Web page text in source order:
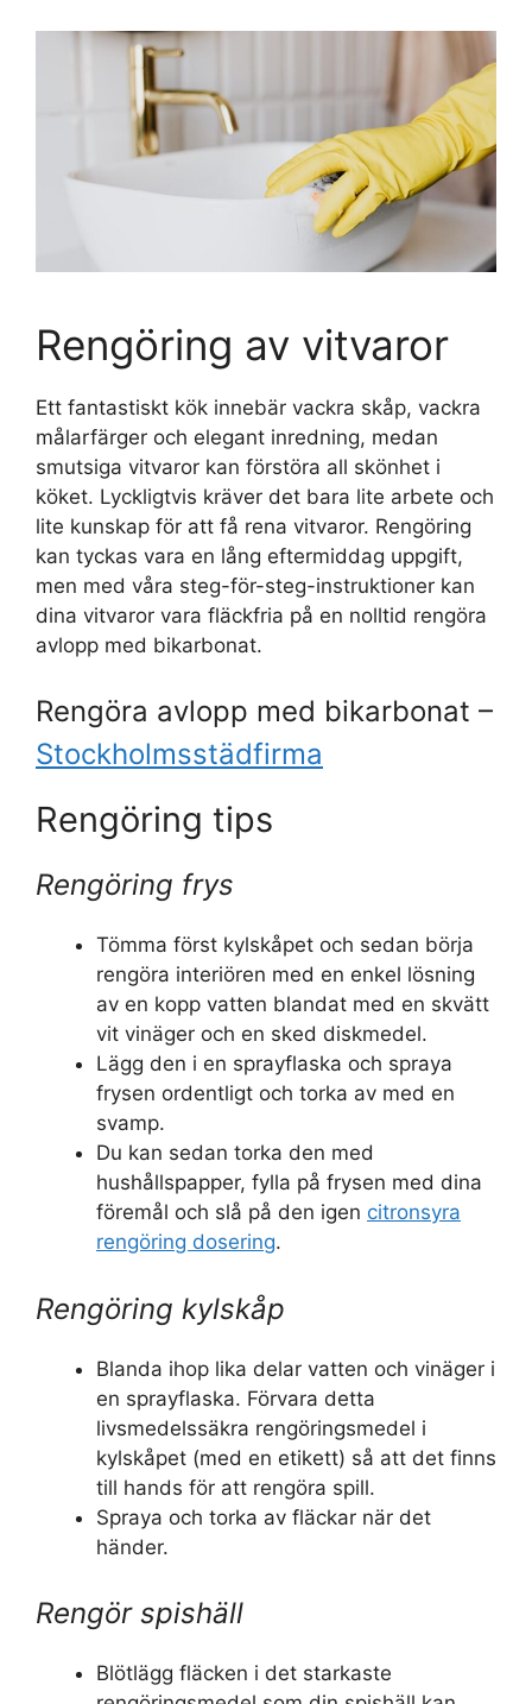
Rengöring av vitvaror
Ett fantastiskt kök innebär vackra skåp, vackra
målarfärger och elegant inredning, medan
smutsiga vitvaror kan förstöra all skönhet i
köket. Lyckligtvis kräver det bara lite arbete och
lite kunskap för att få rena vitvaror. Rengöring
kan tyckas vara en lång eftermiddag uppgift,
men med våra steg-för-steg-instruktioner kan
dina vitvaror vara fläckfria på en nolltid rengöra
avlopp med bikarbonat.
Rengöra avlopp med bikarbonat –
Stockholmsstädfirma
Rengöring tips
Rengöring frys
Tömma först kylskåpet och sedan börja
rengöra interiören med en enkel lösning
av en kopp vatten blandat med en skvätt
vit vinäger och en sked diskmedel.
Lägg den i en sprayflaska och spraya
frysen ordentligt och torka av med en
svamp.
Du kan sedan torka den med
hushållspapper, fylla på frysen med dina
föremål och slå på den igen citronsyra
rengöring dosering.
Rengöring kylskåp
Blanda ihop lika delar vatten och vinäger i
en sprayflaska. Förvara detta
livsmedelssäkra rengöringsmedel i
kylskåpet (med en etikett) så att det finns
till hands för att rengöra spill.
Spraya och torka av fläckar när det
händer.
Rengör spishäll
Blötlägg fläcken i det starkaste